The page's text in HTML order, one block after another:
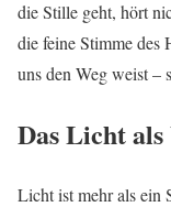
die Stille geht, hört
die feine Stimme des
uns den Weg weist –
Das Licht als
Licht ist mehr als ein